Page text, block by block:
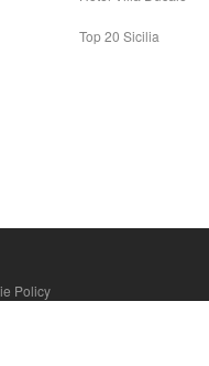
Top 20 Sicilia
Policy
- Rea n.557643